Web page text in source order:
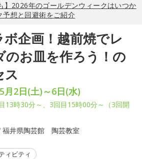
】2026年のゴールデンウィークはいつか
予想と回避術をご紹介
企画！越前焼でレ
のお皿を作ろう！の
ス
月2日(土)～6日(水)
13時30分～、3回目15時00分～（3回開
福井県陶芸館 陶芸教室
ィビティ